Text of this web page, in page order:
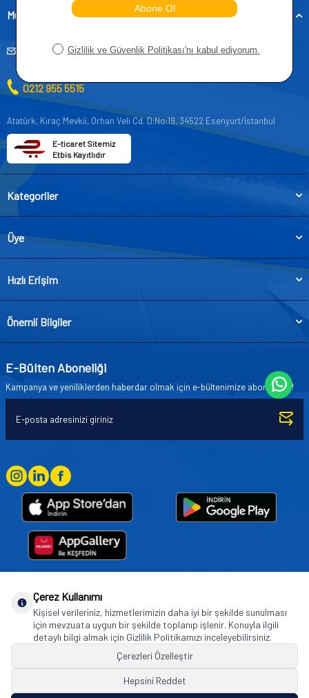
Müşteri Hizmetleri
musteridestek@goodyearotoaksesuar.com.tr
0212 955 5515
Atatürk, Kıraç Mevkii, Orhan Veli Cd. D:No:19, 34522 Esenyurt/İstanbul
E-ticaret Sitemiz
Etbis Kayıtlıdır
Kategoriler
Üye
Hızlı Erişim
Önemli Bilgiler
E-Bülten Aboneliği
Kampanya ve yeniliklerden haberdar olmak için e-bültenimize abone olun!
Goodyear (and Winged Foot Design) are trademarks of or licensed to The Goodyear
Tire & Rubber Company used under license by Basbug Group Company,
Istanbul/Türkiye. © 2026 The Goodyear Tire & Rubber Company.
Çerez Kullanımı
Kişisel verileriniz, hizmetlerimizin daha iyi bir şekilde sunulması
için mevzuata uygun bir şekilde toplanıp işlenir. Konuyla ilgili
detaylı bilgi almak için Gizlilik Politikamızı inceleyebilirsiniz.
Çerezleri Özelleştir
Hepsini Reddet